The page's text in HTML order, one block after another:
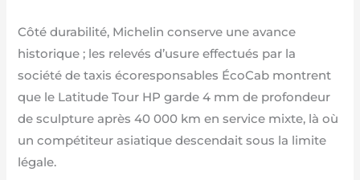
Côté durabilité, Michelin conserve une avance
historique ; les relevés d’usure effectués par la
société de taxis écoresponsables ÉcoCab montrent
que le Latitude Tour HP garde 4 mm de profondeur
de sculpture après 40 000 km en service mixte, là où
un compétiteur asiatique descendait sous la limite
légale.